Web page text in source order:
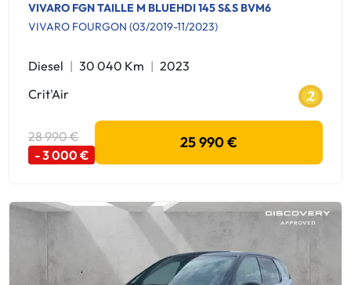
VIVARO FGN TAILLE M BLUEHDI 145 S&S BVM6
VIVARO FOURGON (03/2019-11/2023)
Diesel 30 040 Km
2023
Crit'Air
28 990 €
- 3 000 €
25 990 €